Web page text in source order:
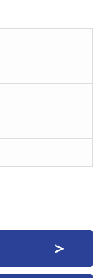
＞